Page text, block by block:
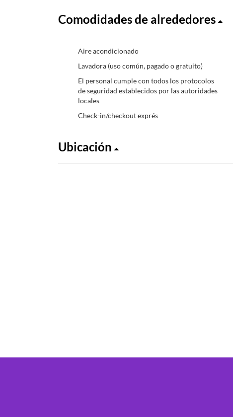
Comodidades de alrededores
Aire acondicionado
Lavadora (uso común, pagado o gratuito)
El personal cumple con todos los protocolos
de seguridad establecidos por las autoridades
locales
Check-in/checkout exprés
Ubicación